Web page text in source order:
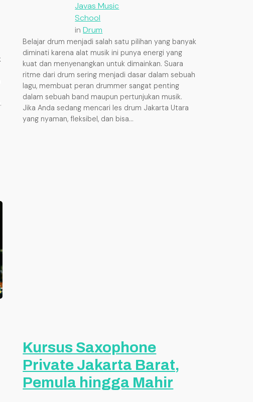
Javas Music
School
inDrum
Belajar drum menjadi salah satu pilihan yang banyak
diminati karena alat musik ini punya energi yang
kuat dan menyenangkan untuk dimainkan. Suara
ritme dari drum sering menjadi dasar dalam sebuah
lagu, membuat peran drummer sangat penting
dalam sebuah band maupun pertunjukan musik.
Jika Anda sedang mencari les drum Jakarta Utara
yang nyaman, fleksibel, dan bisa…
Kursus Saxophone
Private Jakarta Barat,
Pemula hingga Mahir